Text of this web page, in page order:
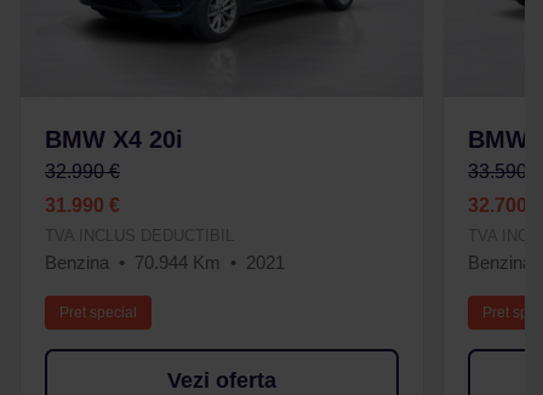
BMW X4 20i
32.990 €
31.990 €
TVA INCLUS DEDUCTIBIL
Benzina 70.944 Km 2021
Pret special
Vezi oferta
BMW
33.590 €
32.700 €
TVA
Benzina
Pret